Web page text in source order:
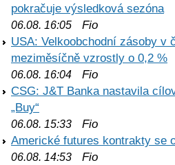
pokračuje výsledková sezóna
06.08. 16:05 Fio
USA: Velkoobchodní zásoby v
meziměsíčně vzrostly o 0,2 %
06.08. 16:04 Fio
CSG: J&T Banka nastavila
„Buy“
06.08. 15:33 Fio
Americké futures kontrakty se
06.08. 14:53 Fio